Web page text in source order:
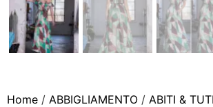
Home / ABBIGLIAMENTO / ABITI &